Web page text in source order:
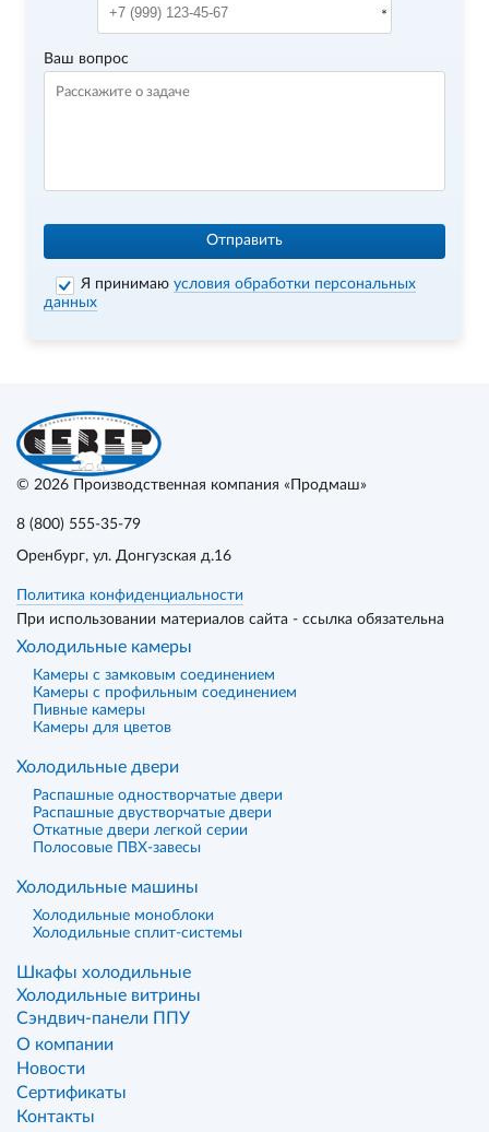
Ваш вопрос
Отправить
Я принимаюусловия обработки персональных
данных
© 2026 Производственная компания «Продмаш»
8 (800) 555-35-79
Оренбург, ул. Донгузская д.16
Политика конфиденциальности
При использовании материалов сайта - ссылка обязательна
Холодильные камеры
Камеры с замковым соединением
Камеры с профильным соединением
Пивные камеры
Камеры для цветов
Холодильные двери
Распашные одностворчатые двери
Распашные двустворчатые двери
Откатные двери легкой серии
Полосовые ПВХ-завесы
Холодильные машины
Холодильные моноблоки
Холодильные сплит-системы
Шкафы холодильные
Холодильные витрины
Сэндвич-панели ППУ
О компании
Новости
Сертификаты
Контакты